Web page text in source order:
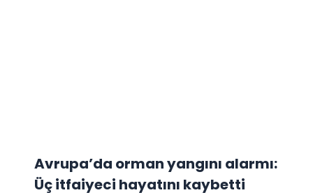
Avrupa’da orman yangını alarmı:
Üç itfaiyeci hayatını kaybetti